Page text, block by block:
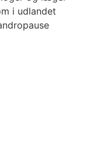
i udlandet